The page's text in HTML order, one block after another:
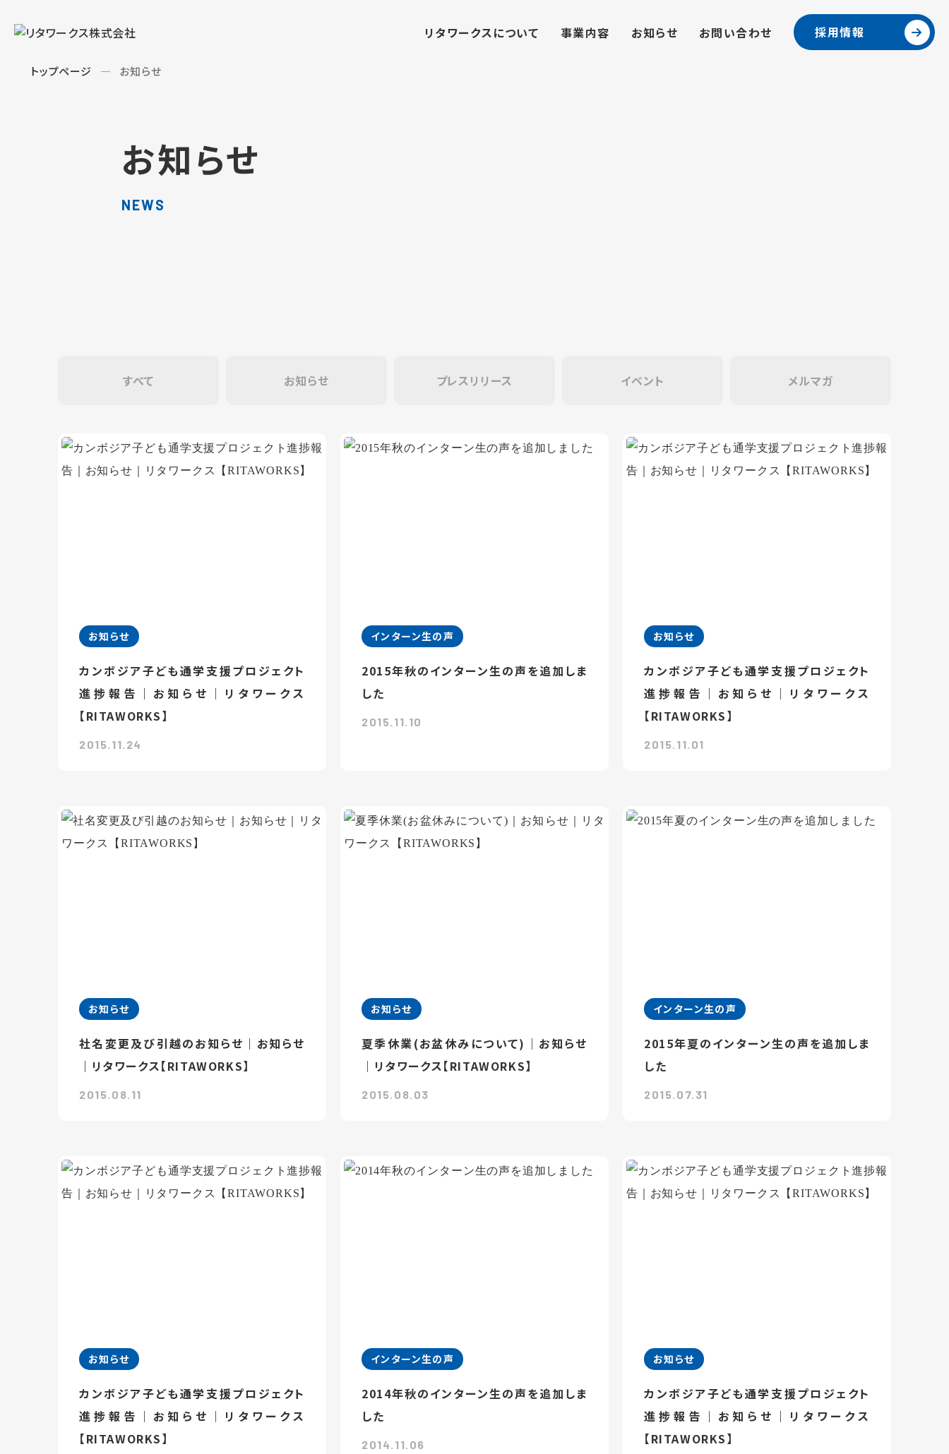
リタワークスについて 事業内容 お知らせ お問い合わせ 採用情報
トップページ お知らせ
お知らせ
NEWS
すべて お知らせ プレスリリース イベント メルマガ
お知らせ
カンボジア子ども通学支援プロジェクト
進捗報告｜お知らせ｜リタワークス
【RITAWORKS】
2015.11.24
インターン生の声
2015年秋のインターン生の声を追加しま
した
2015.11.10
お知らせ
カンボジア子ども通学支援プロジェクト
進捗報告｜お知らせ｜リタワークス
【RITAWORKS】
2015.11.01
お知らせ
社名変更及び引越のお知らせ｜お知らせ
｜リタワークス【RITAWORKS】
2015.08.11
お知らせ
夏季休業(お盆休みについて)｜お知らせ
｜リタワークス【RITAWORKS】
2015.08.03
インターン生の声
2015年夏のインターン生の声を追加しま
した
2015.07.31
お知らせ
カンボジア子ども通学支援プロジェクト
進捗報告｜お知らせ｜リタワークス
【RITAWORKS】
インターン生の声
2014年秋のインターン生の声を追加しま
した
2014.11.06
お知らせ
カンボジア子ども通学支援プロジェクト
進捗報告｜お知らせ｜リタワークス
【RITAWORKS】